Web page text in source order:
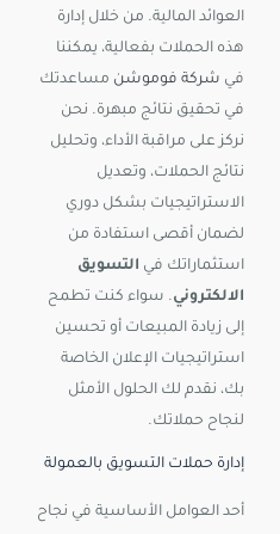
العوائد المالية. من خلال إدارة
هذه الحملات بفعالية، يمكننا
في شركة فوموشن مساعدتك
في تحقيق نتائج مبهرة. نحن
نركز على مراقبة الأداء، وتحليل
نتائج الحملات، وتعديل
الاستراتيجيات بشكل دوري
لضمان أقصى استفادة من
استثماراتك في التسويق
الالكتروني. سواء كنت تطمح
إلى زيادة المبيعات أو تحسين
استراتيجيات الإعلان الخاصة
بك، نقدم لك الحلول الأمثل
لنجاح حملاتك.
إدارة حملات التسويق بالعمولة
أحد العوامل الأساسية في نجاح